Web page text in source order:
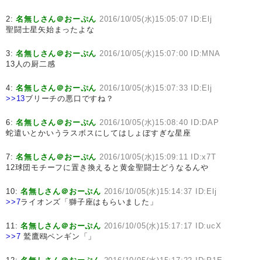
2:名無しさん＠おーぷん 2016/10/05(水)15:05:07 ID:Elj
聖闘士星矢始まったよな
3:名無しさん＠おーぷん 2016/10/05(水)15:07:00 ID:MNA
13人の厨二感
4:名無しさん＠おーぷん 2016/10/05(水)15:07:33 ID:Elj
>>13ブリーチの悪口ですね？
6:名無しさん＠おーぷん 2016/10/05(水)15:08:40 ID:DAP
蛇遣いとかいうラスボスにしてはしょぼすぎな星座
7:名無しさん＠おーぷん 2016/10/05(水)15:09:11 ID:x7T
12球団モチーフに置き換えると黄金聖闘士どうなるんや
10:名無しさん＠おーぷん 2016/10/05(水)15:14:37 ID:Elj
>>7ライオンズ「獅子座はもらいました」
11:名無しさん＠おーぷん 2016/10/05(水)15:17:17 ID:ucX
>>7 鷲鷹鴎ペンギン「」